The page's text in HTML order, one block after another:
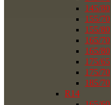
145/80
155/70
155/80
165/70
165/80
175/65
175/70
185/70
R14